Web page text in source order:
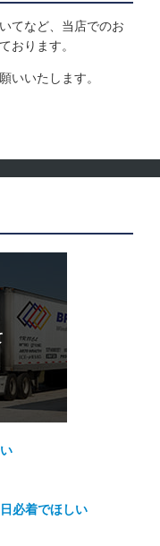
てなど、当店でのお
おります。
いいたします。
必着でほしい